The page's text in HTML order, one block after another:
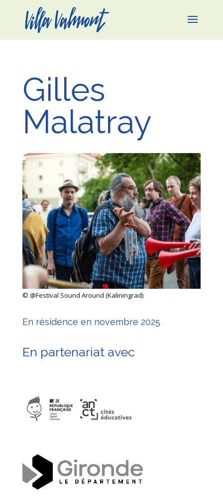
Gilles
Malatray
© @Festival Sound Around (Kaliningrad)
En résidence en novembre 2025
En partenariat avec